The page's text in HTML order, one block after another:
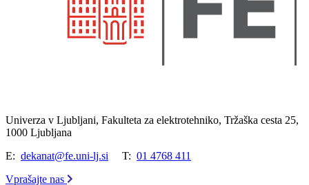
Univerza v Ljubljani, Fakulteta za elektrotehniko, Tržaška cesta 25,
1000 Ljubljana
E: dekanat@fe.uni-lj.si T: 01 4768 411
Vprašajte nas